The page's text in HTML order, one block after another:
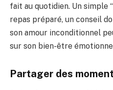
fait au quotidien. Un simple
repas préparé, un conseil
son amour inconditionnel
sur son bien-être
Partager des